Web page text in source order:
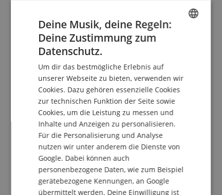
Leistung: 2000 Watt Dynamic (1000W LF/1000W HF, 1300
Watt Continuous (920W LF, 380W HF)
Anschlüsse: 2x Combo-In, 2x XLR-Out, USB2.0 Host 5V
500mA für USB Speichern/Laden, IEC AC Anschluss x1
(V-Lock)
Endstufe: Class-D
Kühling: Lüfterkühlung, variable Geschwindigkeiten
Stromverbrauch: 45 W (ohne Last), 150 W (1/8)
Tragegriffe: Aluminium-Spritzguss, Seite x2
Rigging: 12x M10 Gewinde
Abmessungen (BxHxT): 410 x 646 x 394 mm (mit
Gummifüßen)
Gewicht: 21,4 kg
Schichtholz-Gehäuse mit robuster Polyurea-
Beschichtung in schwarz
Monitorwinkel: 50° symmetrisch
Boxenflansch: 35 mm x2 (0° oder -7°)
FRENCH
SPANISH
Deine Musik, deine Regeln:
Deine Zustimmung zum
Datenschutz.
Um dir das bestmögliche Erlebnis auf
unserer Webseite zu bieten, verwenden wir
Cookies. Dazu gehören essenzielle Cookies
zur technischen Funktion der Seite sowie
Cookies, um die Leistung zu messen und
Inhalte und Anzeigen zu personalisieren.
Für die Personalisierung und Analyse
nutzen wir unter anderem die Dienste von
Google. Dabei können auch
personenbezogene Daten, wie zum Beispiel
gerätebezogene Kennungen, an Google
übermittelt werden. Deine Einwilligung ist